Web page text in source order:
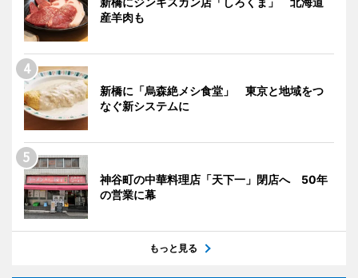
産羊肉も
新橋に「烏森絶メシ食堂」 東京と地域をつ
なぐ新システムに
神谷町の中華料理店「天下一」閉店へ 50年
の営業に幕
もっと見る